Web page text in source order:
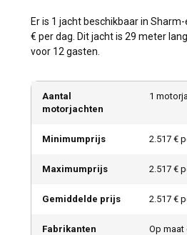
Er is 1 jacht beschikbaar in
€ per dag. Dit jacht is 29 meter
voor 12 gasten.
Aantal
motorjachten
1
Minimumprijs 2.517 €
Maximumprijs 2.517 €
Gemiddelde prijs 2.517 €
Fabrikanten Op maat